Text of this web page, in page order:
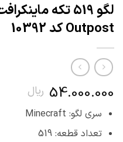
Outpost کد 10392
54.000.000 ریال
سری لگو: Minecraft
تعداد قطعه: 519